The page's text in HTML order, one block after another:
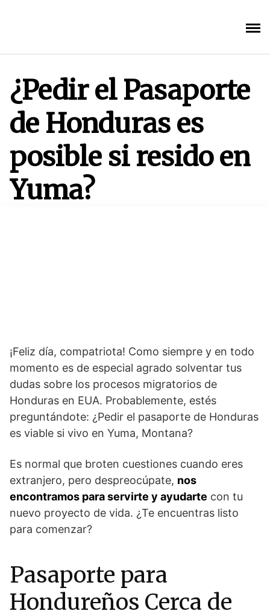
¿Pedir el Pasaporte
de Honduras es
posible si resido en
Yuma?
¡Feliz día, compatriota! Como siempre y en todo
momento es de especial agrado solventar tus
dudas sobre los procesos migratorios de
Honduras en EUA. Probablemente, estés
preguntándote: ¿Pedir el pasaporte de Honduras
es viable si vivo en Yuma, Montana?
Es normal que broten cuestiones cuando eres
extranjero, pero despreocúpate, nos
encontramos para servirte y ayudarte con tu
nuevo proyecto de vida. ¿Te encuentras listo
para comenzar?
Pasaporte para
Hondureños Cerca de